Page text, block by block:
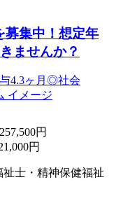
募集中！想定年
ませんか？
円
円
士・精神保健福祉